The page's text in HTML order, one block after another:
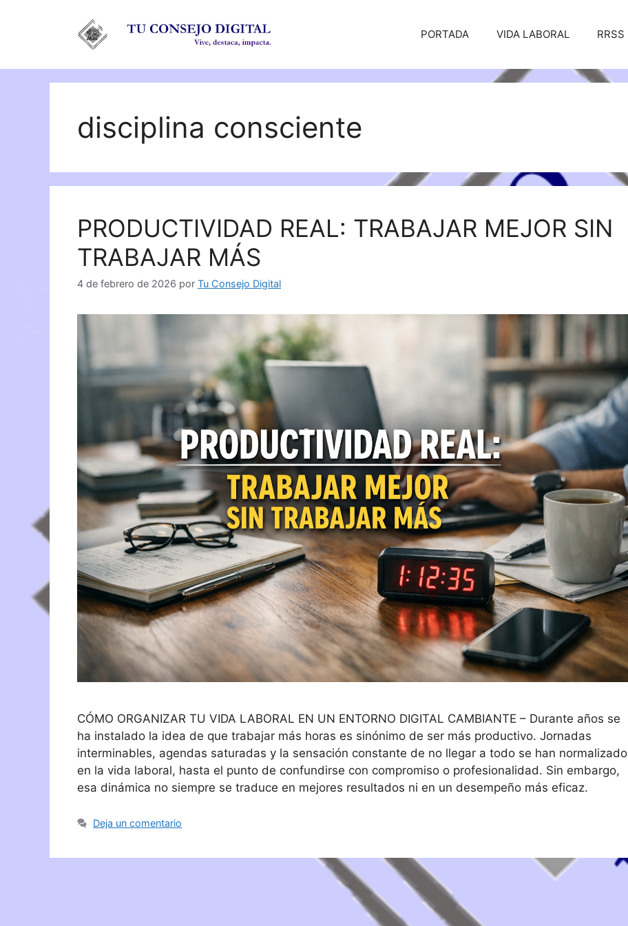
PORTADA VIDA LABORAL RRSS
disciplina consciente
PRODUCTIVIDAD REAL: TRABAJAR MEJOR SIN
TRABAJAR MÁS
4 de febrero de 2026 por Tu Consejo Digital
CÓMO ORGANIZAR TU VIDA LABORAL EN UN ENTORNO DIGITAL CAMBIANTE – Durante años se
ha instalado la idea de que trabajar más horas es sinónimo de ser más productivo. Jornadas
interminables, agendas saturadas y la sensación constante de no llegar a todo se han normalizado
en la vida laboral, hasta el punto de confundirse con compromiso o profesionalidad. Sin embargo,
esa dinámica no siempre se traduce en mejores resultados ni en un desempeño más eficaz.
Deja un comentario